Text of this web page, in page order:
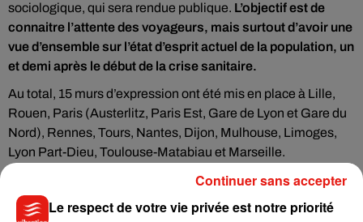
sociologique, qui sera rendue publique. L’objectif est de
connaitre l’attente des voyageurs, mais surtout d’avoir une
vue d’ensemble sur l’état d’esprit actuel de la population, un
et demi après le début de la crise sanitaire.
Au total, 15 murs d’expression ont été mis en place à Lille,
Rouen, Paris (Austerlitz, Paris Est, Gare de Lyon et Gare du
Nord), Rennes, Tours, Nantes, Dijon, Mulhouse, Limoges,
Lyon Part-Dieu, Toulouse-Matabiau et Marseille.
Le respect de votre vie privée est notre priorité
Continuer sans accepter